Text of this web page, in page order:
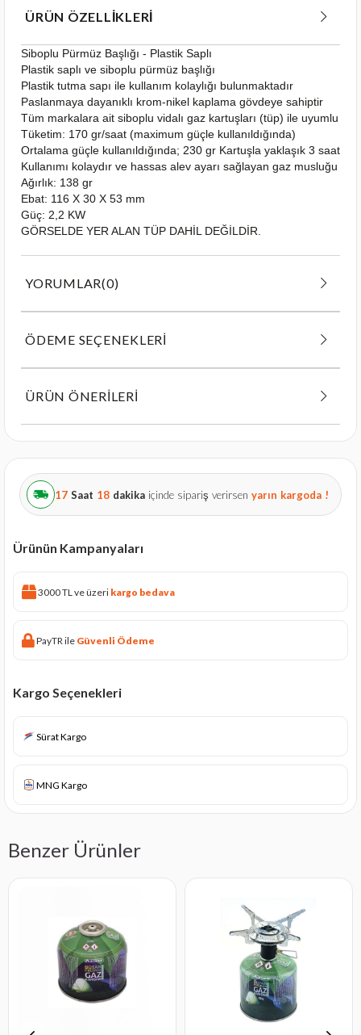
ÜRÜN ÖZELLIKLERI
Siboplu Pürmüz Başlığı - Plastik Saplı
Plastik saplı ve siboplu pürmüz başlığı
Plastik tutma sapı ile kullanım kolaylığı bulunmaktadır
Paslanmaya dayanıklı krom-nikel kaplama gövdeye sahiptir
Tüm markalara ait siboplu vidalı gaz kartuşları (tüp) ile uyumlu
Tüketim: 170 gr/saat (maximum güçle kullanıldığında)
Ortalama güçle kullanıldığında; 230 gr Kartuşla yaklaşık 3 saat
Kullanımı kolaydır ve hassas alev ayarı sağlayan gaz musluğu
Ağırlık: 138 gr
Ebat: 116 X 30 X 53 mm
Güç: 2,2 KW
GÖRSELDE YER ALAN TÜP DAHİL DEĞİLDİR.
YORUMLAR(0)
ÖDEME SEÇENEKLERI
ÜRÜN ÖNERILERI
17 Saat 18 dakika içinde sipariş verirsen yarın kargoda !
Ürünün Kampanyaları
3000 TL ve üzeri kargo bedava
PayTR ile Güvenli Ödeme
Kargo Seçenekleri
Sürat Kargo
MNG Kargo
Benzer Ürünler